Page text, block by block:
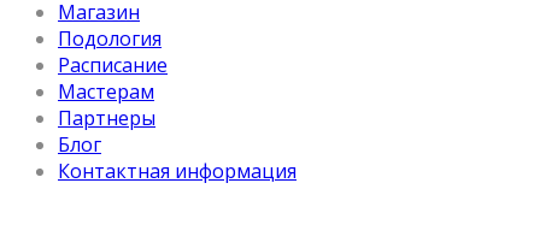
Магазин
Подология
Расписание
Мастерам
Партнеры
Блог
Контактная информация